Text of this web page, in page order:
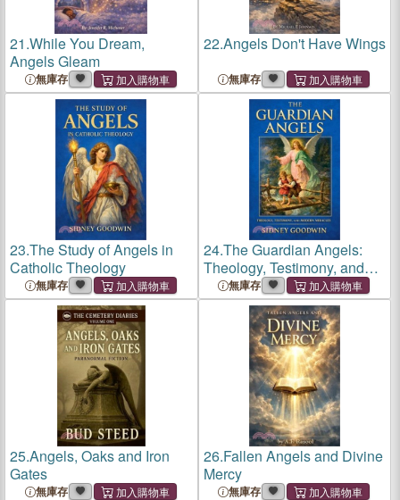
21.While You Dream,
Angels Gleam
無庫存
22.Angels Don't Have Wings
無庫存
23.The Study of Angels in
Catholic Theology
無庫存
24.The Guardian Angels:
Theology, Testimony, and
Modern Miracles
無庫存
25.Angels, Oaks and Iron
Gates
無庫存
26.Fallen Angels and Divine
Mercy
無庫存